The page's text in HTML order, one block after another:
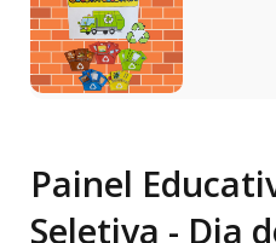
Painel
Seletiva - Dia